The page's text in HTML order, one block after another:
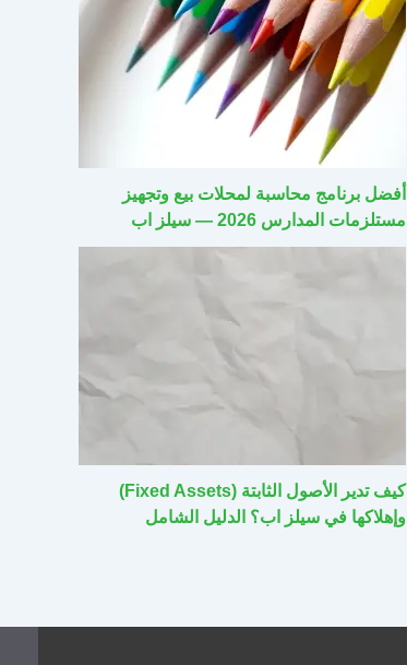
أفضل برنامج محاسبة لمحلات بيع وتجهيز
مستلزمات المدارس 2026 — سيلز اب
كيف تدير الأصول الثابتة (Fixed Assets)
وإهلاكها في سيلز اب؟ الدليل الشامل